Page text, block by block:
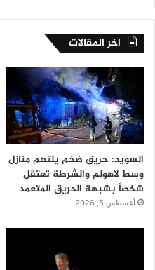
اخر المقالات
السويد: حريق ضخم يلتهم منازل
وسط لاهولم والشرطة تعتقل
شخصاً بشبهة الحريق المتعمد
أغسطس 5, 2026